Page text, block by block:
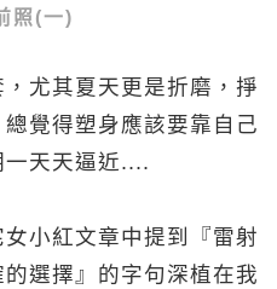
照(一)
尤其夏天更是折磨，掙
覺得塑身應該要靠自己
一天天逼近....
小紅文章中提到『雷射
選擇』的字句深植在我